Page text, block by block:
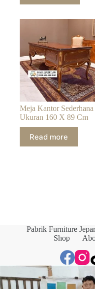
Meja Kantor Sederhana
Ukuran 160 X 89 Cm
Read more
Pabrik Furniture
Shop